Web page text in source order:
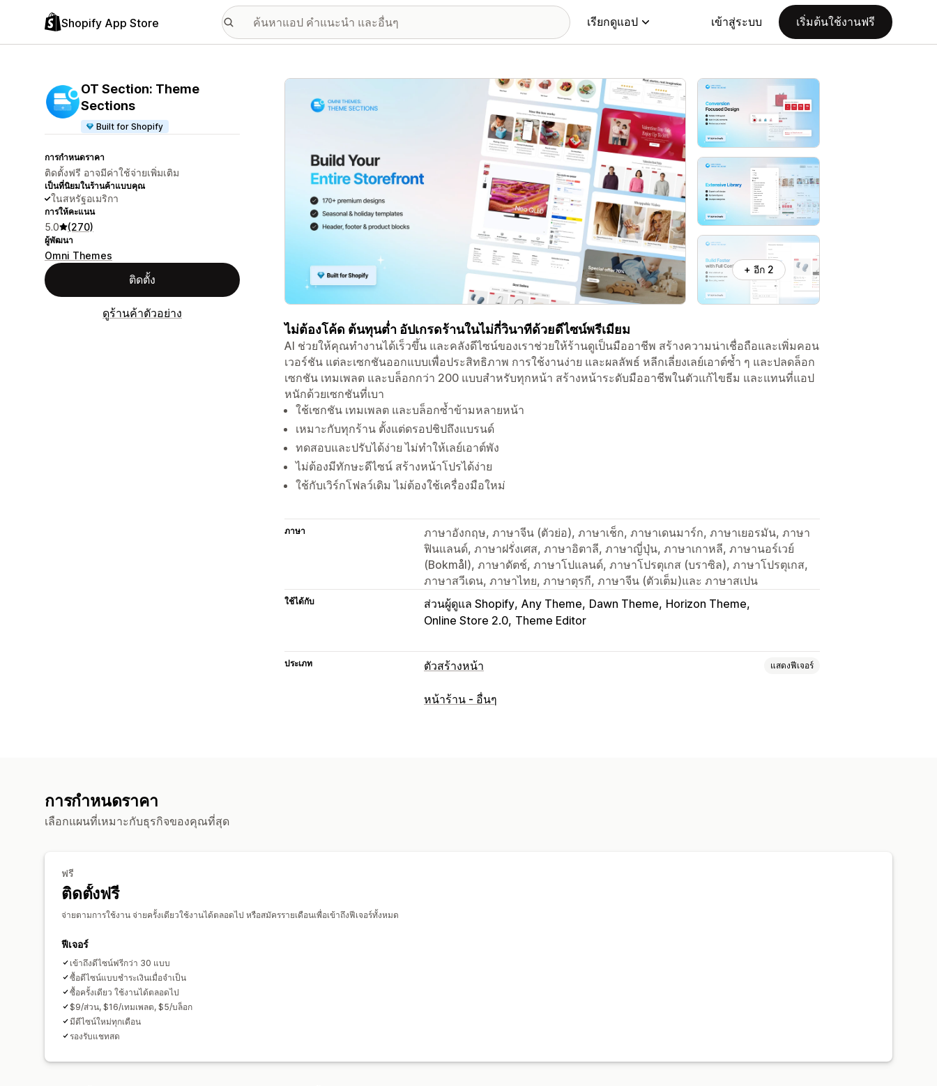
Shopify App Store เรียกดูแอป เข้าสู่ระบบ เริ่มต้นใช้งานฟรี
OT Section: Theme
Sections
Built for Shopify
การกำหนดราคา
ติดตั้งฟรี อาจมีค่าใช้จ่ายเพิ่มเติม
เป็นที่นิยมในร้านค้าแบบคุณ
ในสหรัฐอเมริกา
การให้คะแนน
5.0 (270)
ผู้พัฒนา
Omni Themes
ติดตั้ง
ดูร้านค้าตัวอย่าง
แกลเลอรีรูปภาพที่แสดง
+ อีก 2
ไม่ต้องโค้ด ต้นทุนต่ำ อัปเกรดร้านในไม่กี่วินาทีด้วยดีไซน์พรีเมียม
AI ช่วยให้คุณทำงานได้เร็วขึ้น และคลังดีไซน์ของเราช่วยให้ร้านดูเป็นมืออาชีพ สร้างความน่าเชื่อถือและเพิ่มคอน
เวอร์ชัน แต่ละเซกชันออกแบบเพื่อประสิทธิภาพ การใช้งานง่าย และผลลัพธ์ หลีกเลี่ยงเลย์เอาต์ซ้ำ ๆ และปลดล็อก
เซกชัน เทมเพลต และบล็อกกว่า 200 แบบสำหรับทุกหน้า สร้างหน้าระดับมืออาชีพในตัวแก้ไขธีม และแทนที่แอป
หนักด้วยเซกชันที่เบา
ใช้เซกชัน เทมเพลต และบล็อกซ้ำข้ามหลายหน้า
เหมาะกับทุกร้าน ตั้งแต่ดรอปชิปถึงแบรนด์
ทดสอบและปรับได้ง่าย ไม่ทำให้เลย์เอาต์พัง
ไม่ต้องมีทักษะดีไซน์ สร้างหน้าโปรได้ง่าย
ใช้กับเวิร์กโฟลว์เดิม ไม่ต้องใช้เครื่องมือใหม่
ภาษา
ภาษาอังกฤษ, ภาษาจีน (ตัวย่อ), ภาษาเช็ก, ภาษาเดนมาร์ก, ภาษาเยอรมัน, ภาษา
ฟินแลนด์, ภาษาฝรั่งเศส, ภาษาอิตาลี, ภาษาญี่ปุ่น, ภาษาเกาหลี, ภาษานอร์เวย์
(Bokmål), ภาษาดัตช์, ภาษาโปแลนด์, ภาษาโปรตุเกส (บราซิล), ภาษาโปรตุเกส,
ภาษาสวีเดน, ภาษาไทย, ภาษาตุรกี, ภาษาจีน (ตัวเต็ม)และ ภาษาสเปน
ใช้ได้กับ ส่วนผู้ดูแล Shopify Any Theme Dawn Theme Horizon Theme
Online Store 2.0 Theme Editor
ประเภท ตัวสร้างหน้า แสดงฟีเจอร์
ประเภทหน้า
หน้าร้าน - อื่นๆ
การกำหนดราคา
เลือกแผนที่เหมาะกับธุรกิจของคุณที่สุด
ฟรี
ติดตั้งฟรี
จ่ายตามการใช้งาน จ่ายครั้งเดียวใช้งานได้ตลอดไป หรือสมัครรายเดือนเพื่อเข้าถึงฟีเจอร์ทั้งหมด
ฟีเจอร์
เข้าถึงดีไซน์ฟรีกว่า 30 แบบ
ซื้อดีไซน์แบบชำระเงินเมื่อจำเป็น
ซื้อครั้งเดียว ใช้งานได้ตลอดไป
$9/ส่วน, $16/เทมเพลต, $5/บล็อก
มีดีไซน์ใหม่ทุกเดือน
รองรับแชทสด